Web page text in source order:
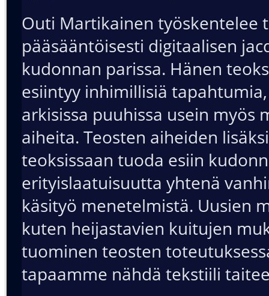
Outi Martikainen työskentelee
pääsääntöisesti digitaalisen
kudonnan parissa. Hänen
esiintyy inhimillisiä
arkisissa puuhissa usein myös
aiheita. Teosten aiheiden
teoksissaan tuoda esiin
erityislaatuisuutta yhtenä
käsityö menetelmistä. Uusien
kuten heijastavien kuitujen
tuominen teosten
tapaamme nähdä tekstiili